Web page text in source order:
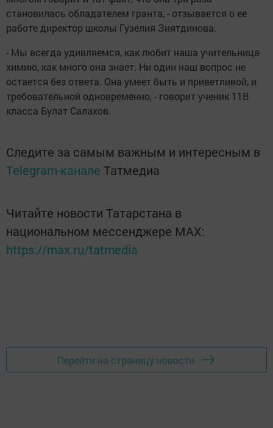
становилась обладателем гранта, - отзывается о ее
работе директор школы Гузелия Зиятдинова.
- Мы всегда удивляемся, как любит наша учительница
химию, как много она знает. Ни один наш вопрос не
остается без ответа. Она умеет быть и приветливой, и
требовательной одновременно, - говорит ученик 11В
класса Булат Салахов.
Следите за самым важным и интересным в
Telegram-канале Татмедиа
Читайте новости Татарстана в
национальном мессенджере MАХ:
https://max.ru/tatmedia
Перейти на страницу новости